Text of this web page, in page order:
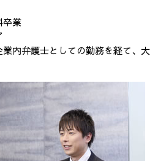
卒業
内弁護士としての勤務を経て、大